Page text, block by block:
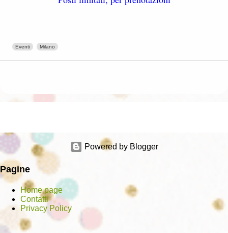
Eventi Milano
Powered by Blogger
Pagine
Home page
Contatti
Privacy Policy